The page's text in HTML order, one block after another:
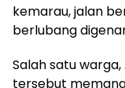
kemarau, jalan
berlubang
Salah satu
tersebut